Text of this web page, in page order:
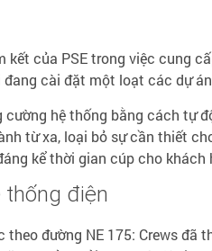
kết của PSE trong việc cung
cài đặt một loạt các dự
hệ thống bằng cách tự
từ xa, loại bỏ sự cần thiết
kể thời gian cúp cho khách
thống điện
theo đường NE 175: Crews đã